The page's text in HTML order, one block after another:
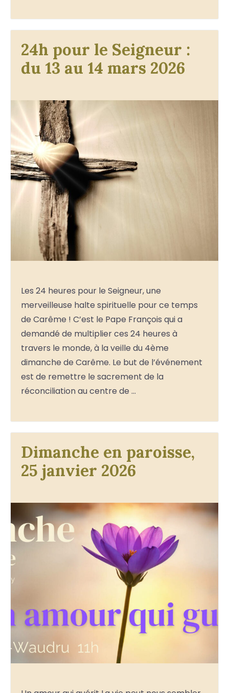
24h pour le Seigneur :
du 13 au 14 mars 2026
Les 24 heures pour le Seigneur, une
merveilleuse halte spirituelle pour ce temps
de Carême ! C’est le Pape François qui a
demandé de multiplier ces 24 heures à
travers le monde, à la veille du 4ème
dimanche de Carême. Le but de l’événement
est de remettre le sacrement de la
réconciliation au centre de …
Dimanche en paroisse,
25 janvier 2026